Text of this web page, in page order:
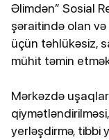
Əlimdən” Sosial
şəraitində olan
üçün təhlükəsiz,
mühit təmin
Mərkəzdə
yerləşdirmə, tibbi